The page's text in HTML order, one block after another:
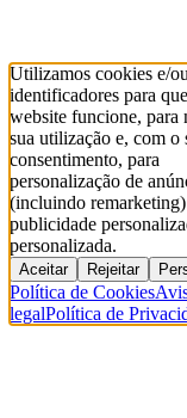
Utilizamos cookies e/ou
identificadores para
website funcione, para
sua utilização e, com o
consentimento, para
personalização de
(incluindo
publicidade
personalizada.
Aceitar Rejeitar
Política de Cookies
legalPolítica de